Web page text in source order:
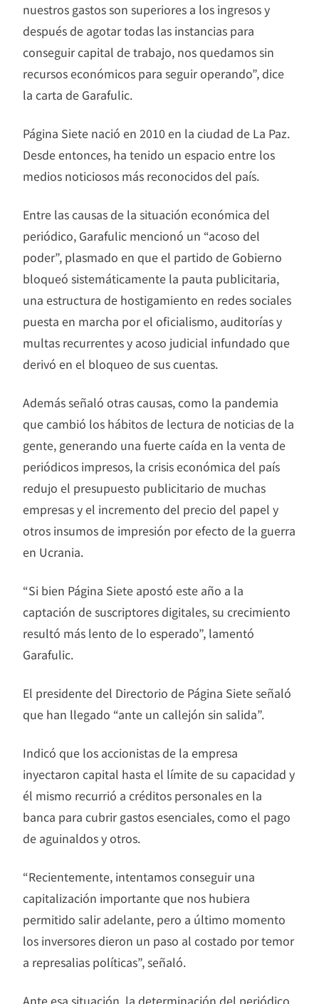
nuestros gastos son superiores a los ingresos y
después de agotar todas las instancias para
conseguir capital de trabajo, nos quedamos sin
recursos económicos para seguir operando”, dice
la carta de Garafulic.
Página Siete nació en 2010 en la ciudad de La Paz.
Desde entonces, ha tenido un espacio entre los
medios noticiosos más reconocidos del país.
Entre las causas de la situación económica del
periódico, Garafulic mencionó un “acoso del
poder”, plasmado en que el partido de Gobierno
bloqueó sistemáticamente la pauta publicitaria,
una estructura de hostigamiento en redes sociales
puesta en marcha por el oficialismo, auditorías y
multas recurrentes y acoso judicial infundado que
derivó en el bloqueo de sus cuentas.
Además señaló otras causas, como la pandemia
que cambió los hábitos de lectura de noticias de la
gente, generando una fuerte caída en la venta de
periódicos impresos, la crisis económica del país
redujo el presupuesto publicitario de muchas
empresas y el incremento del precio del papel y
otros insumos de impresión por efecto de la guerra
en Ucrania.
“Si bien Página Siete apostó este año a la
captación de suscriptores digitales, su crecimiento
resultó más lento de lo esperado”, lamentó
Garafulic.
El presidente del Directorio de Página Siete señaló
que han llegado “ante un callejón sin salida”.
Indicó que los accionistas de la empresa
inyectaron capital hasta el límite de su capacidad y
él mismo recurrió a créditos personales en la
banca para cubrir gastos esenciales, como el pago
de aguinaldos y otros.
“Recientemente, intentamos conseguir una
capitalización importante que nos hubiera
permitido salir adelante, pero a último momento
los inversores dieron un paso al costado por temor
a represalias políticas”, señaló.